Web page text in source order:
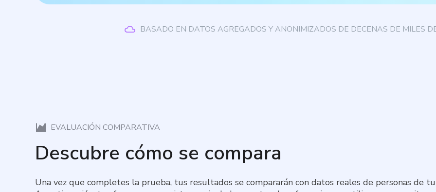
BASADO EN DATOS AGREGADOS Y ANONIMIZADOS DE DECENAS DE MILES
EVALUACIÓN COMPARATIVA
Descubre cómo se compara
Una vez que completes la prueba, tus resultados se compararán con datos reales de personas de tu